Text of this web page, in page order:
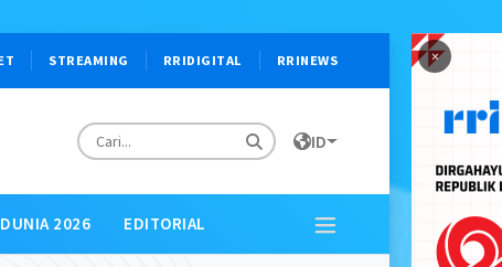
×
STREAMING RRIDIGITAL RRINEWS
ID
2026 EDITORIAL